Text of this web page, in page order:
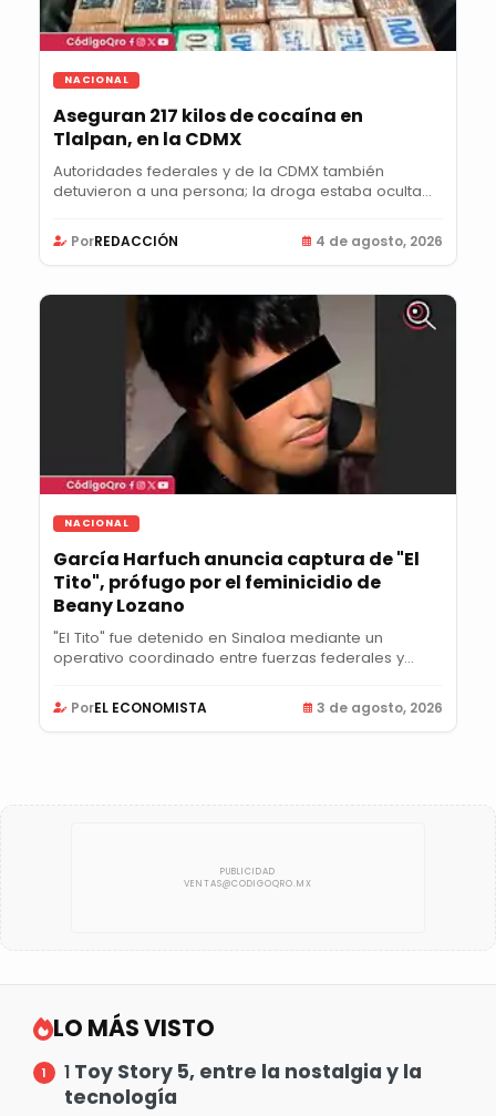
NACIONAL
Aseguran 217 kilos de cocaína en
Tlalpan, en la CDMX
Autoridades federales y de la CDMX también
detuvieron a una persona; la droga estaba oculta
PorREDACCIÓN 4 de agosto, 2026
NACIONAL
García Harfuch anuncia captura de "El
Tito", prófugo por el feminicidio de
Beany Lozano
"El Tito" fue detenido en Sinaloa mediante un
operativo coordinado entre fuerzas federales y...
PorEL ECONOMISTA 3 de agosto, 2026
LO MÁS VISTO
1 Toy Story 5, entre la nostalgia y la
tecnología